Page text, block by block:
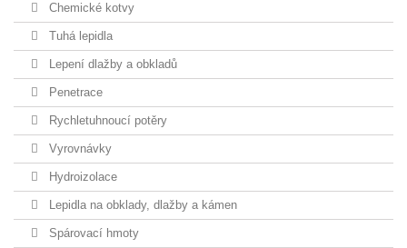
Chemické kotvy
Tuhá lepidla
Lepení dlažby a obkladů
Penetrace
Rychletuhnoucí potěry
Vyrovnávky
Hydroizolace
Lepidla na obklady, dlažby a kámen
Spárovací hmoty